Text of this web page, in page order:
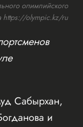
олимпийского
https://olympic.kz/ru
Сабырхан,
и